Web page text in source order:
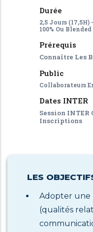
Durée
2,5 Jours
100% Ou Blended
Prérequis
Connaître Les
Public
Collaborateurs
Dates INTER
Session INTER
Inscriptions
LES
Adopter une
(qualités